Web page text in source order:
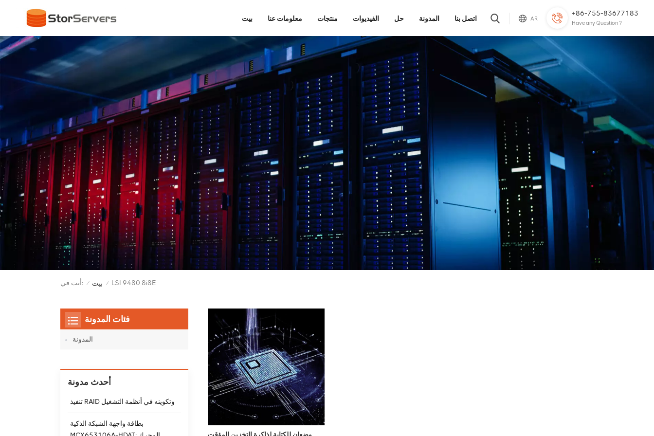
+86-755-83677183
Have any Question ?
AR بيت معلومات عنا منتجات الفيديوات حل المدونة اتصل بنا
أنت في: / بيت / LSI 9480 8i8E
فئات المدونة
المدونة
أحدث مدونة
تنفيذ RAID وتكوينه في أنظمة التشغيل
بطاقة واجهة الشبكة الذكية